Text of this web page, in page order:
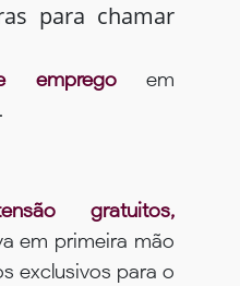
para chamar
empregoem
gratuitos,
em primeira mão
exclusivos para o